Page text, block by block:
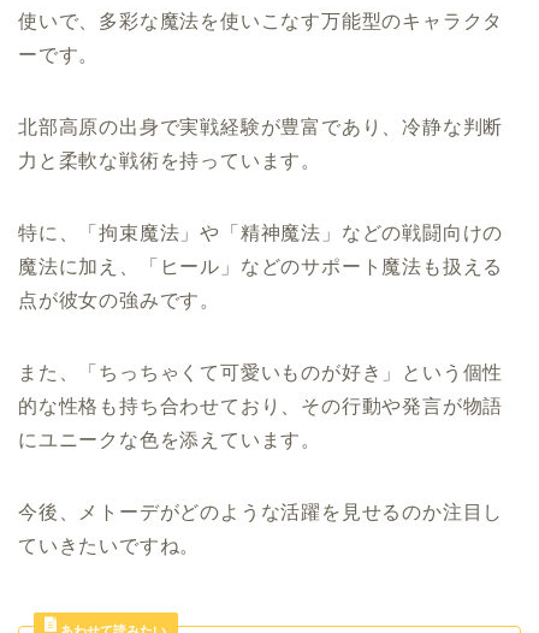
使いで、多彩な魔法を使いこなす万能型のキャラクタ
ーです。
北部高原の出身で実戦経験が豊富であり、冷静な判断
力と柔軟な戦術を持っています。
特に、「拘束魔法」や「精神魔法」などの戦闘向けの
魔法に加え、「ヒール」などのサポート魔法も扱える
点が彼女の強みです。
また、「ちっちゃくて可愛いものが好き」という個性
的な性格も持ち合わせており、その行動や発言が物語
にユニークな色を添えています。
今後、メトーデがどのような活躍を見せるのか注目し
ていきたいですね。